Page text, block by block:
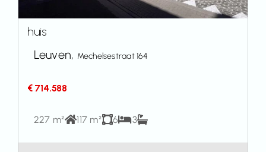
huis
Leuven, Mechelsestraat 164
€ 714.588
227 m² 117 m² 6 3